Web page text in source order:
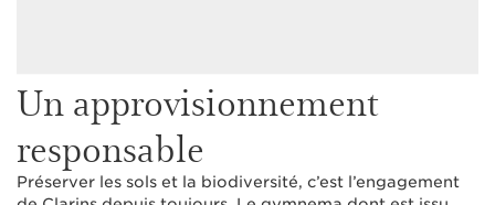
Un approvisionnement
responsable
Préserver les sols et la biodiversité, c’est l’engagement